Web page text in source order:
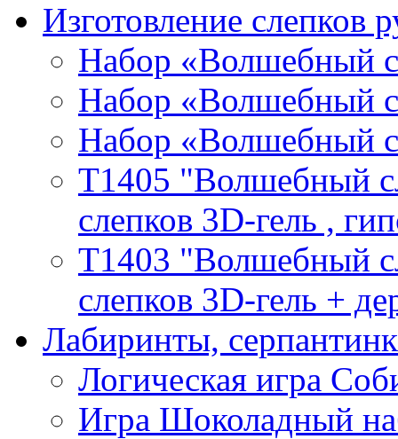
Изготовление слепков
Набор «Волшебный
Набор «Волшебный
Набор «Волшебный
T1405 "Волшебный
слепков 3D-гель ,
T1403 "Волшебный
слепков 3D-гель +
Лабиринты,
Логическая игра
Игра Шоколадный